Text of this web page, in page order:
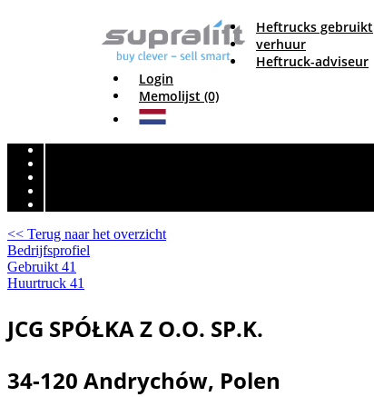
Heftrucks gebruikt
verhuur
Heftruck-adviseur
Login
Memolijst (0)
<< Terug naar het overzicht
Bedrijfsprofiel
Gebruikt 41
Huurtruck 41
JCG SPÓŁKA Z O.O. SP.K.
34-120 Andrychów, Polen